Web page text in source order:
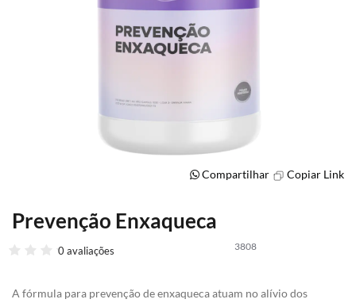
Prevenção Enxaqueca
3808
0 avaliações
A fórmula para prevenção de enxaqueca atuam no alívio dos
Compartilhar Copiar Link
Saltar
para
Galeria